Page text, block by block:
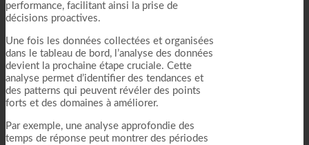
performance, facilitant ainsi la prise de
décisions proactives.
Une fois les données collectées et organisées
dans le tableau de bord, l’analyse des données
devient la prochaine étape cruciale. Cette
analyse permet d’identifier des tendances et
des patterns qui peuvent révéler des points
forts et des domaines à améliorer.
Par exemple, une analyse approfondie des
temps de réponse peut montrer des périodes